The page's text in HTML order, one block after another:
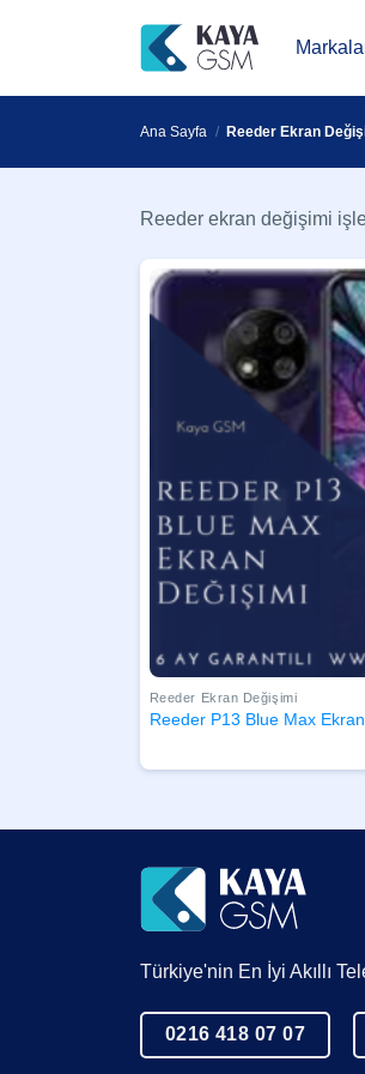
Ana Sayfa / Reeder Ekran
Reeder ekran değişimi
Reeder Ekran Değişimi
Reeder P13 Blue Max
Türkiye'nin En İyi Akıllı
0216 418 07 07